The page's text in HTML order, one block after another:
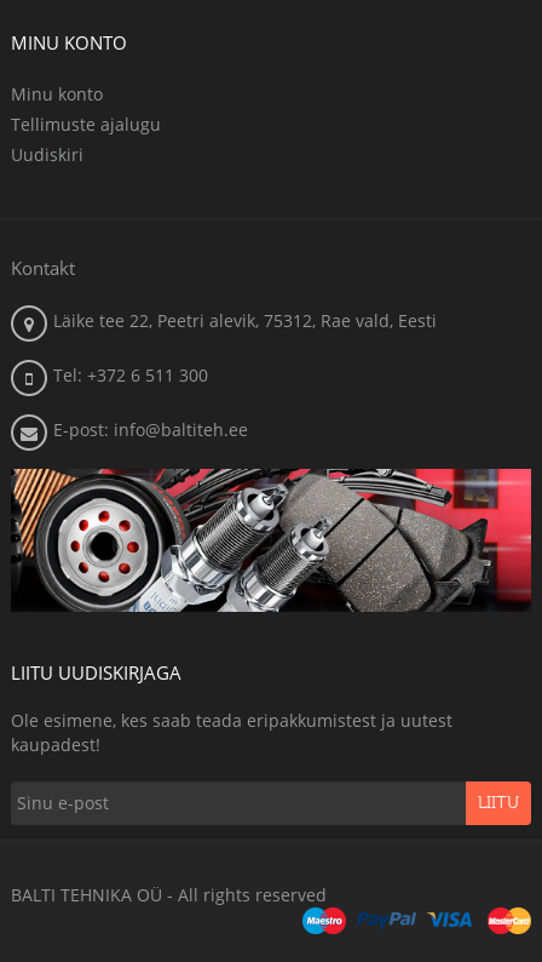
MINU KONTO
Minu konto
Tellimuste ajalugu
Uudiskiri
Kontakt
Läike tee 22, Peetri alevik, 75312, Rae vald, Eesti
Tel: +372 6 511 300
E-post: info@baltiteh.ee
LIITU UUDISKIRJAGA
Ole esimene, kes saab teada eripakkumistest ja uutest
kaupadest!
LIITU
BALTI TEHNIKA OÜ - All rights reserved